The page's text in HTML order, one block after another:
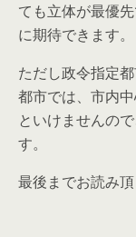
ても立体が最優
に期待できます。
ただし政令指定
都市では、市内
といけませんの
す。
最後までお読み